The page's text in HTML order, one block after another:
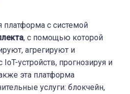
платформа с системой
, с помощью которой
агрегируют и
устройств, прогнозируя и
эта платформа
услуги: блокчейн,